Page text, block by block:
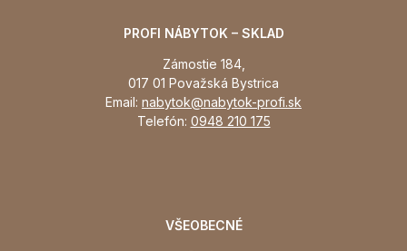
PROFI NÁBYTOK – SKLAD
Zámostie 184,
017 01 Považská Bystrica
Email: nabytok@nabytok-profi.sk
Telefón: 0948 210 175
VŠEOBECNÉ